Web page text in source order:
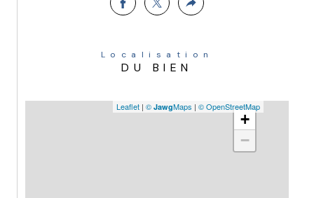
Localisation
DU BIEN
+
−
Leaflet | © JawgMaps | © OpenStreetMap